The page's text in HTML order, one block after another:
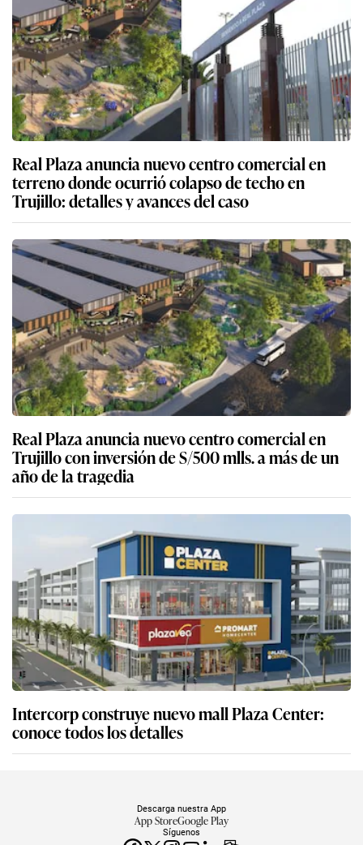
Real Plaza anuncia nuevo centro comercial en
terreno donde ocurrió colapso de techo en
Trujillo: detalles y avances del caso
Real Plaza anuncia nuevo centro comercial en
Trujillo con inversión de S/500 mlls. a más de un
año de la tragedia
Intercorp construye nuevo mall Plaza Center:
conoce todos los detalles
Síguenos
Descarga nuestra App
App StoreGoogle Play